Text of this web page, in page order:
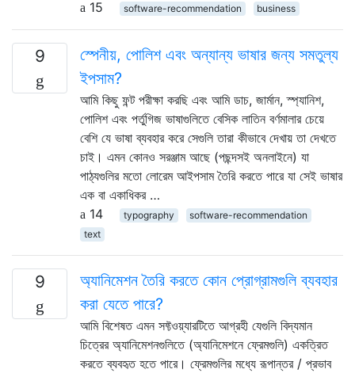
15
software-recommendation business
9
স্পেনীয়, পোলিশ এবং অন্যান্য ভাষার জন্য সমতুল্য
ইপসাম?
আমি কিছু ফন্ট পরীক্ষা করছি এবং আমি ডাচ, জার্মান, স্প্যানিশ,
পোলিশ এবং পর্তুগিজ ভাষাগুলিতে বেসিক লাতিন বর্ণমালার চেয়ে
বেশি যে ভাষা ব্যবহার করে সেগুলি তারা কীভাবে দেখায় তা দেখতে
চাই। এমন কোনও সরঞ্জাম আছে (পছন্দসই অনলাইনে) যা
পাঠ্যগুলির মতো লোরেম আইপসাম তৈরি করতে পারে যা সেই ভাষার
এক বা একাধিকর …
14
typography
software-recommendation
text
9
অ্যানিমেশন তৈরি করতে কোন প্রোগ্রামগুলি ব্যবহার
করা যেতে পারে?
আমি বিশেষত এমন সফ্টওয়্যারটিতে আগ্রহী যেগুলি বিদ্যমান
চিত্রের অ্যানিমেশনগুলিতে (অ্যানিমেশনে ফ্রেমগুলি) একত্রিত
করতে ব্যবহৃত হতে পারে। ফ্রেমগুলির মধ্যে রূপান্তর / প্রভাব